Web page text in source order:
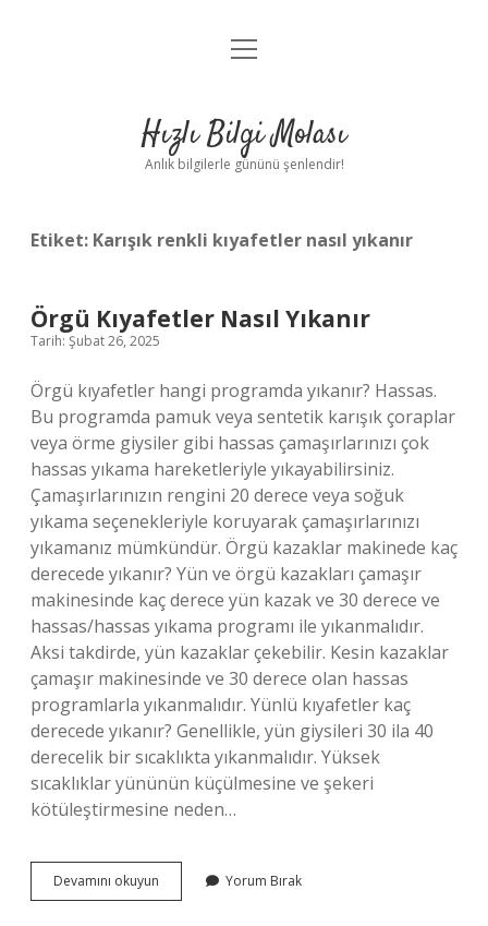
Anasayfa
Yasal Uyarı
menüyü
Hızlı Bilgi Molası
Anlık bilgilerle gününü şenlendir!
Etiket: Karışık renkli kıyafetler nasıl yıkanır
Örgü Kıyafetler Nasıl Yıkanır
Tarih: Şubat 26, 2025
Örgü kıyafetler hangi programda yıkanır? Hassas.
Bu programda pamuk veya sentetik karışık çoraplar
veya örme giysiler gibi hassas çamaşırlarınızı çok
hassas yıkama hareketleriyle yıkayabilirsiniz.
Çamaşırlarınızın rengini 20 derece veya soğuk
yıkama seçenekleriyle koruyarak çamaşırlarınızı
yıkamanız mümkündür. Örgü kazaklar makinede kaç
derecede yıkanır? Yün ve örgü kazakları çamaşır
makinesinde kaç derece yün kazak ve 30 derece ve
hassas/hassas yıkama programı ile yıkanmalıdır.
Aksi takdirde, yün kazaklar çekebilir. Kesin kazaklar
çamaşır makinesinde ve 30 derece olan hassas
programlarla yıkanmalıdır. Yünlü kıyafetler kaç
derecede yıkanır? Genellikle, yün giysileri 30 ila 40
derecelik bir sıcaklıkta yıkanmalıdır. Yüksek
sıcaklıklar yününün küçülmesine ve şekeri
kötüleştirmesine neden…
Devamını okuyun
Kıyafetler
Yorum Bırak